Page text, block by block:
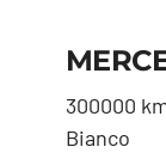
300000
Bianco